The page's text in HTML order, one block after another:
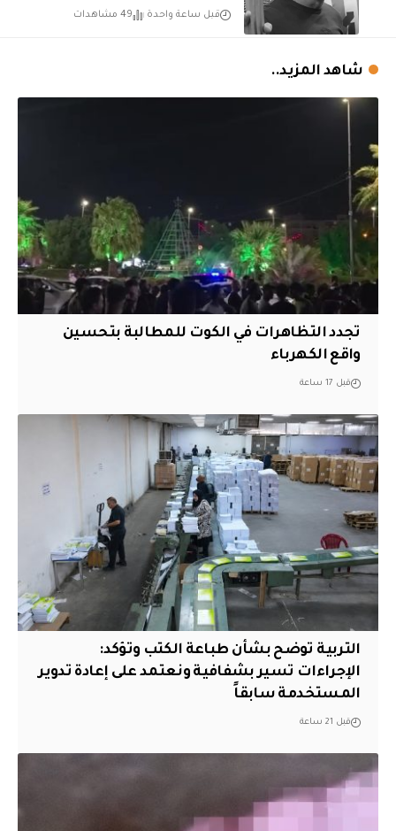
قبل ساعة واحدة 49 مشاهدات
شاهد المزيد..
تجدد التظاهرات في الكوت للمطالبة بتحسين
واقع الكهرباء
قبل 17 ساعة
التربية توضح بشأن طباعة الكتب وتؤكد:
الإجراءات تسير بشفافية ونعتمد على إعادة تدوير
المستخدمة سابقاً
قبل 21 ساعة